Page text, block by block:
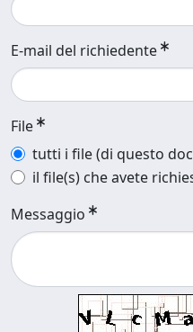
E-mail del richiedente
File
tutti i file (di questo
il file(s) che avete
Messaggio